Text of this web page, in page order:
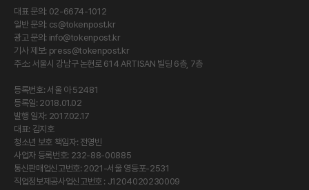
대표 문의: 02-6674-1012
일반 문의: cs@tokenpost.kr
광고 문의: info@tokenpost.kr
기사 제보: press@tokenpost.kr
주소: 서울시 강남구 논현로 614 ARTISAN 빌딩 6층, 7층
등록번호: 서울 아 52481
등록일: 2018.01.02
발행 일자: 2017.02.17
대표: 김지호
청소년 보호 책임자: 전영빈
사업자 등록번호: 232-88-00885
통신판매업신고번호: 2021-서울 영등포-2531
직업정보제공사업신고번호 : J1204020230009